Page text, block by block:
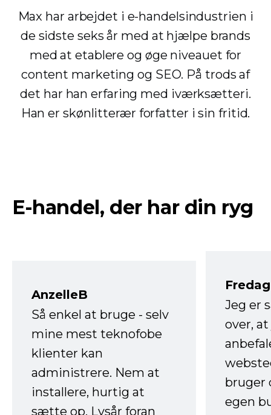
Max har arbejdet i e-handelsindustrien i
de sidste seks år med at hjælpe brands
med at etablere og øge niveauet for
content marketing og SEO. På trods af
det har han erfaring med iværksætteri.
Han er skønlitterær forfatter i sin fritid.
E-handel, der har din ryg
AnzelleB
Så enkel at bruge - selv
mine mest teknofobe
klienter kan
administrere. Nem at
installere, hurtig at
sætte op. Lysår foran
Jeg er
over,
bruger
egen